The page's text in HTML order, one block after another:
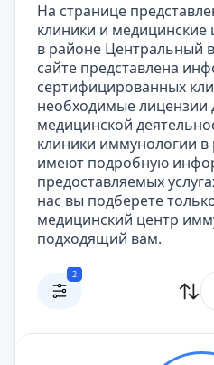
На странице
клиники и
в районе Центральный
сайте представлена
сертифицированных
необходимые лицензии
медицинской
клиники иммунологии
имеют подробную
предоставляемых
нас вы подберете
медицинский центр
подходящий вам.
2